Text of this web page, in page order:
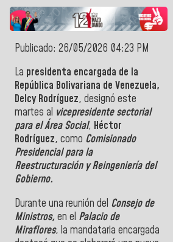
Publicado: 26/05/2026 04:23 PM
La presidenta encargada de la
República Bolivariana de Venezuela,
Delcy Rodríguez, designó este
martes al vicepresidente sectorial
para el Área Social, Héctor
Rodríguez, como Comisionado
Presidencial para la
Reestructuración y Reingeniería del
Gobierno.
Durante una reunión del Consejo de
Ministros, en el Palacio de
Miraflores, la mandataria encargada